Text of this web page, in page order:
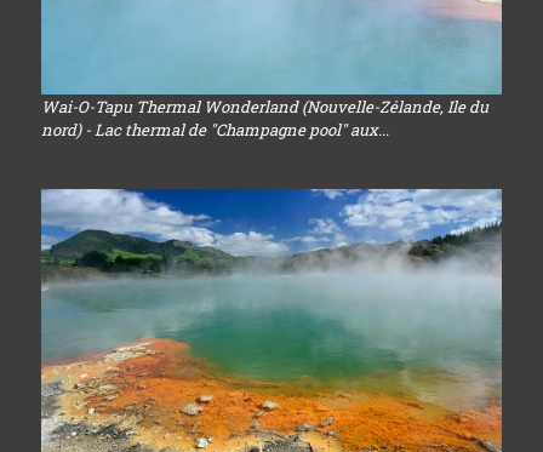
Wai-O-Tapu Thermal Wonderland (Nouvelle-Zélande, Ile du
nord) - Lac thermal de "Champagne pool" aux...